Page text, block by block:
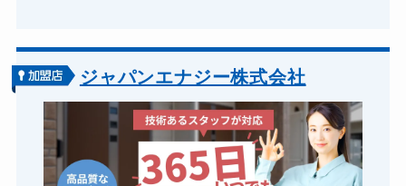
ジャパンエナジー株式会社